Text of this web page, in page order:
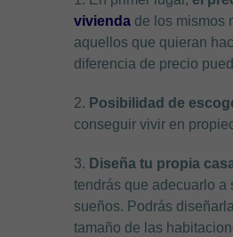
vivienda de los mismos
aquellos que quieran
diferencia de precio
2. Posibilidad de
conseguir vivir en
3. Diseña tu propia
tendrás que adecuarlo
sueños. Podrás
tamaño de las